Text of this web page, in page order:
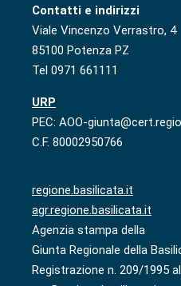
Contatti e indirizzi
Viale Vincenzo Verrastro, 4
85100 Potenza PZ
Tel 0971 661111
URP
PEC: AOO-
C.F. 80002950766
regione.basilicata.it
agr.regione.basilicata.it
Agenzia stampa della
Giunta Regionale della
Registrazione n. 209/1995